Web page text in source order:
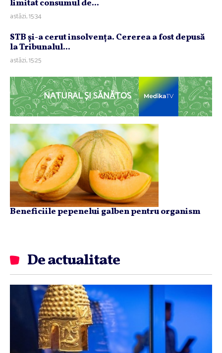
limitat consumul de...
astăzi, 15:34
STB şi-a cerut insolvenţa. Cererea a fost depusă
la Tribunalul...
astăzi, 15:25
NATURAL ȘI SĂNĂTOS
Beneficiile pepenelui galben pentru organism
De actualitate